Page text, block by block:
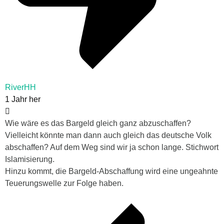
RiverHH
1 Jahr her
Wie wäre es das Bargeld gleich ganz abzuschaffen?
Vielleicht könnte man dann auch gleich das deutsche Volk
abschaffen? Auf dem Weg sind wir ja schon lange. Stichwort
Islamisierung.
Hinzu kommt, die Bargeld-Abschaffung wird eine ungeahnte
Teuerungswelle zur Folge haben.